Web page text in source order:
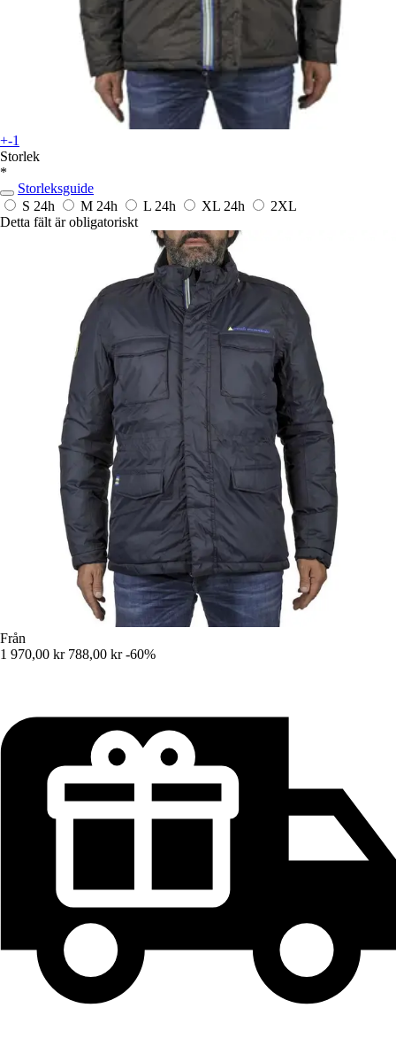
+-1
Storlek
*
Storleksguide
S 24h M 24h L 24h XL 24h
2XL
Detta fält är obligatoriskt
Från
1 970,00 kr 788,00 kr -60%